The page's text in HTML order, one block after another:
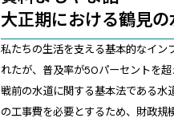
大正期における鶴見
私たちの生活を支える基本的なイン
れたが、普及率が50パーセントを
戦前の水道に関する基本法である
の工事費を必要とするため、財政規